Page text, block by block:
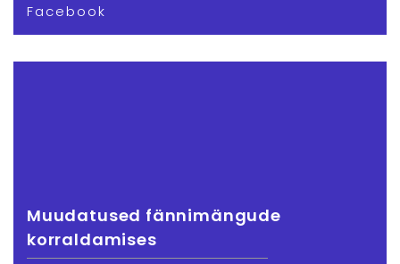
Facebook
Muudatused fännimängude
korraldamises